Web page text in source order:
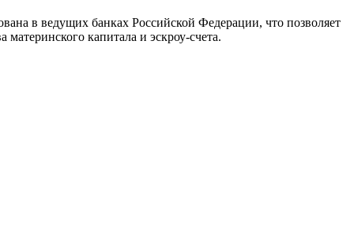
в ведущих банках Российской Федерации, что позволяет
капитала и эскроу‑счета.